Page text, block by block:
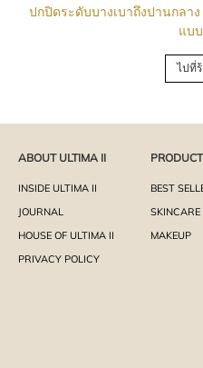
ปกปิดระดับบางเบาถึงปานกลา
แบ
ไปที่
ABOUT ULTIMA II
INSIDE ULTIMA II
JOURNAL
HOUSE OF ULTIMA II
PRIVACY POLICY
BEST
SKINCARE
MAKEUP